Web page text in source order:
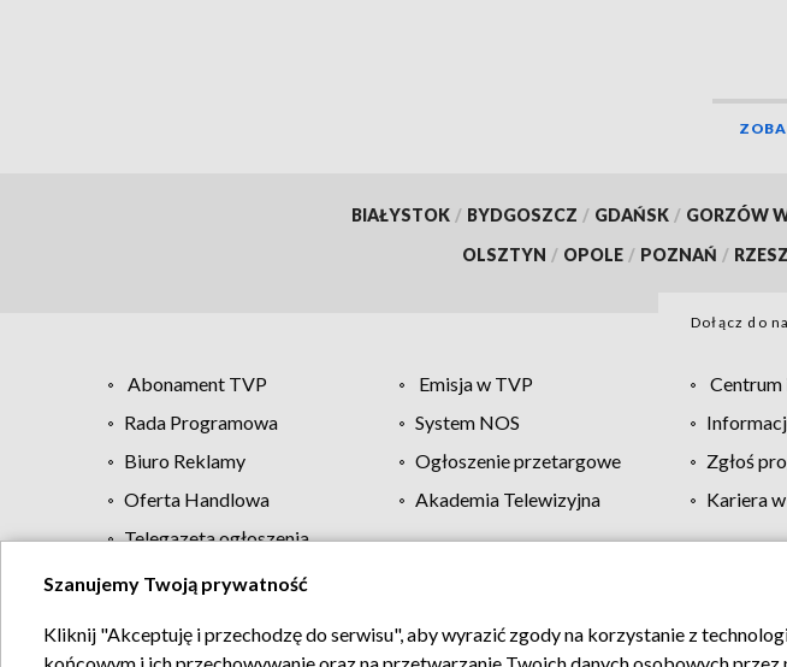
BIAŁYSTOK / BYDGOSZCZ / GDAŃSK / GORZÓW
OLSZTYN / OPOLE / POZNAŃ /
Dołącz do
Abonament TVP Emisja w TVP
Rada Programowa
System NOS
Biuro Reklamy
Ogłoszenie przetargowe Zgłoś
Oferta Handlowa
Akademia Telewizyjna Kariera
Telegazeta ogłoszenia
Regulamin TVP Polityka prywatności
Szanujemy Twoją prywatność
Kliknij "Akceptuję i przechodzę do serwisu", aby wyrazić zgody na korzystanie z